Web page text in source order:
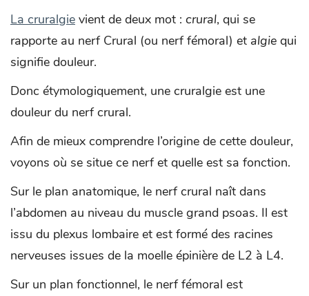
La cruralgie vient de deux mot : crural, qui se
rapporte au nerf Crural (ou nerf fémoral) et algie qui
signifie douleur.
Donc étymologiquement, une cruralgie est une
douleur du nerf crural.
Afin de mieux comprendre l’origine de cette douleur,
voyons où se situe ce nerf et quelle est sa fonction.
Sur le plan anatomique, le nerf crural naît dans
l’abdomen au niveau du muscle grand psoas. Il est
issu du plexus lombaire et est formé des racines
nerveuses issues de la moelle épinière de L2 à L4.
Sur un plan fonctionnel, le nerf fémoral est